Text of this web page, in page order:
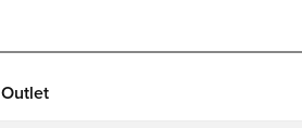
Outlet